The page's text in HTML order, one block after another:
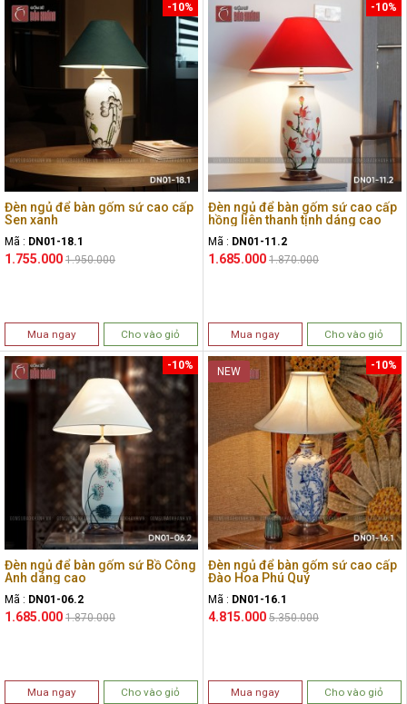
Đèn ngủ để bàn gốm sứ cao cấp
Sen xanh
Mã : DN01-18.1
1.755.000
-10%
1.950.000
Mua ngay Cho vào giỏ
Đèn ngủ để bàn gốm sứ cao cấp
hồng liên thanh tịnh dáng cao
Mã : DN01-11.2
1.685.000
-10%
1.870.000
Mua ngay Cho vào giỏ
Đèn ngủ để bàn gốm sứ Bồ Công
Anh dáng cao
Mã : DN01-06.2
1.685.000
-10%
1.870.000
Mua ngay Cho vào giỏ
Đèn ngủ để bàn gốm sứ cao cấp
Đào Hoa Phú Quý
Mã : DN01-16.1
4.815.000
-10%
5.350.000
NEW
Mua ngay Cho vào giỏ